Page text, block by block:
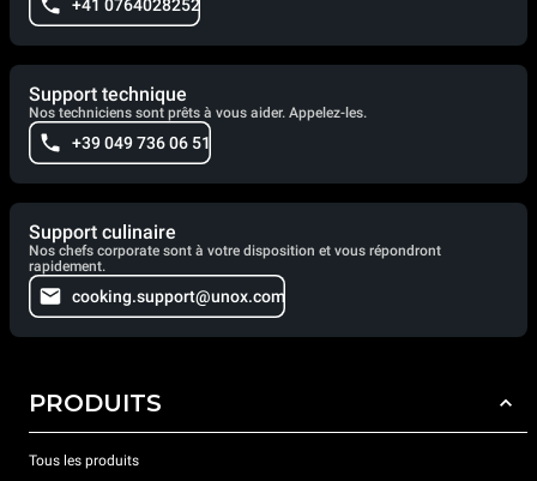
+41 0764028252
Support technique
Nos techniciens sont prêts à vous aider. Appelez-les.
+39 049 736 06 51
Support culinaire
Nos chefs corporate sont à votre disposition et vous répondront
rapidement.
cooking.support@unox.com
PRODUITS
Tous les produits